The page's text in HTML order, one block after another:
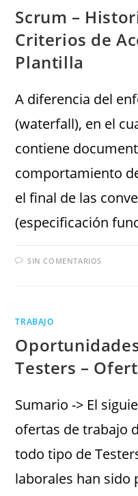
Scrum –
Criterios de
Plantilla
A diferencia del
(waterfall), en el
contiene
comportamiento
el final de las
(especificación
SIN COMENTARIOS
TRABAJO
Testers –
Sumario -> El
ofertas de trabajo
todo tipo de
laborales han sido